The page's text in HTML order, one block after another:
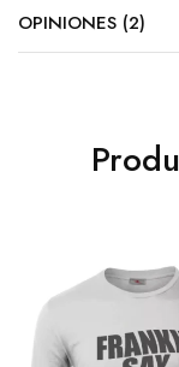
OPINIONES (2)